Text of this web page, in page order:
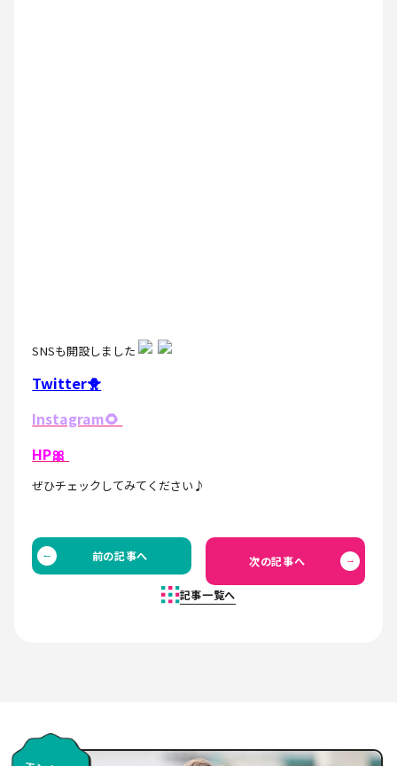
SNSも開設しました
Twitter🐥
Instagram🌻
HP🎀
ぜひチェックしてみてください♪
前の記事へ
記事一覧へ
次の記事へ